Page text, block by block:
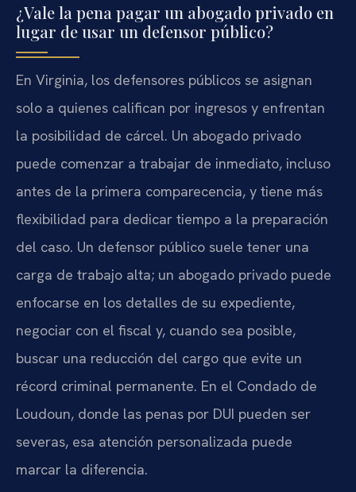
¿Vale la pena pagar un abogado privado en
lugar de usar un defensor público?
En Virginia, los defensores públicos se asignan
solo a quienes califican por ingresos y enfrentan
la posibilidad de cárcel. Un abogado privado
puede comenzar a trabajar de inmediato, incluso
antes de la primera comparecencia, y tiene más
flexibilidad para dedicar tiempo a la preparación
del caso. Un defensor público suele tener una
carga de trabajo alta; un abogado privado puede
enfocarse en los detalles de su expediente,
negociar con el fiscal y, cuando sea posible,
buscar una reducción del cargo que evite un
récord criminal permanente. En el Condado de
Loudoun, donde las penas por DUI pueden ser
severas, esa atención personalizada puede
marcar la diferencia.